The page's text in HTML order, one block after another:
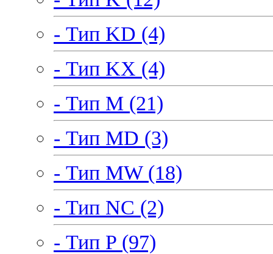
- Тип KD (4)
- Тип KX (4)
- Тип M (21)
- Тип MD (3)
- Тип MW (18)
- Тип NC (2)
- Тип P (97)